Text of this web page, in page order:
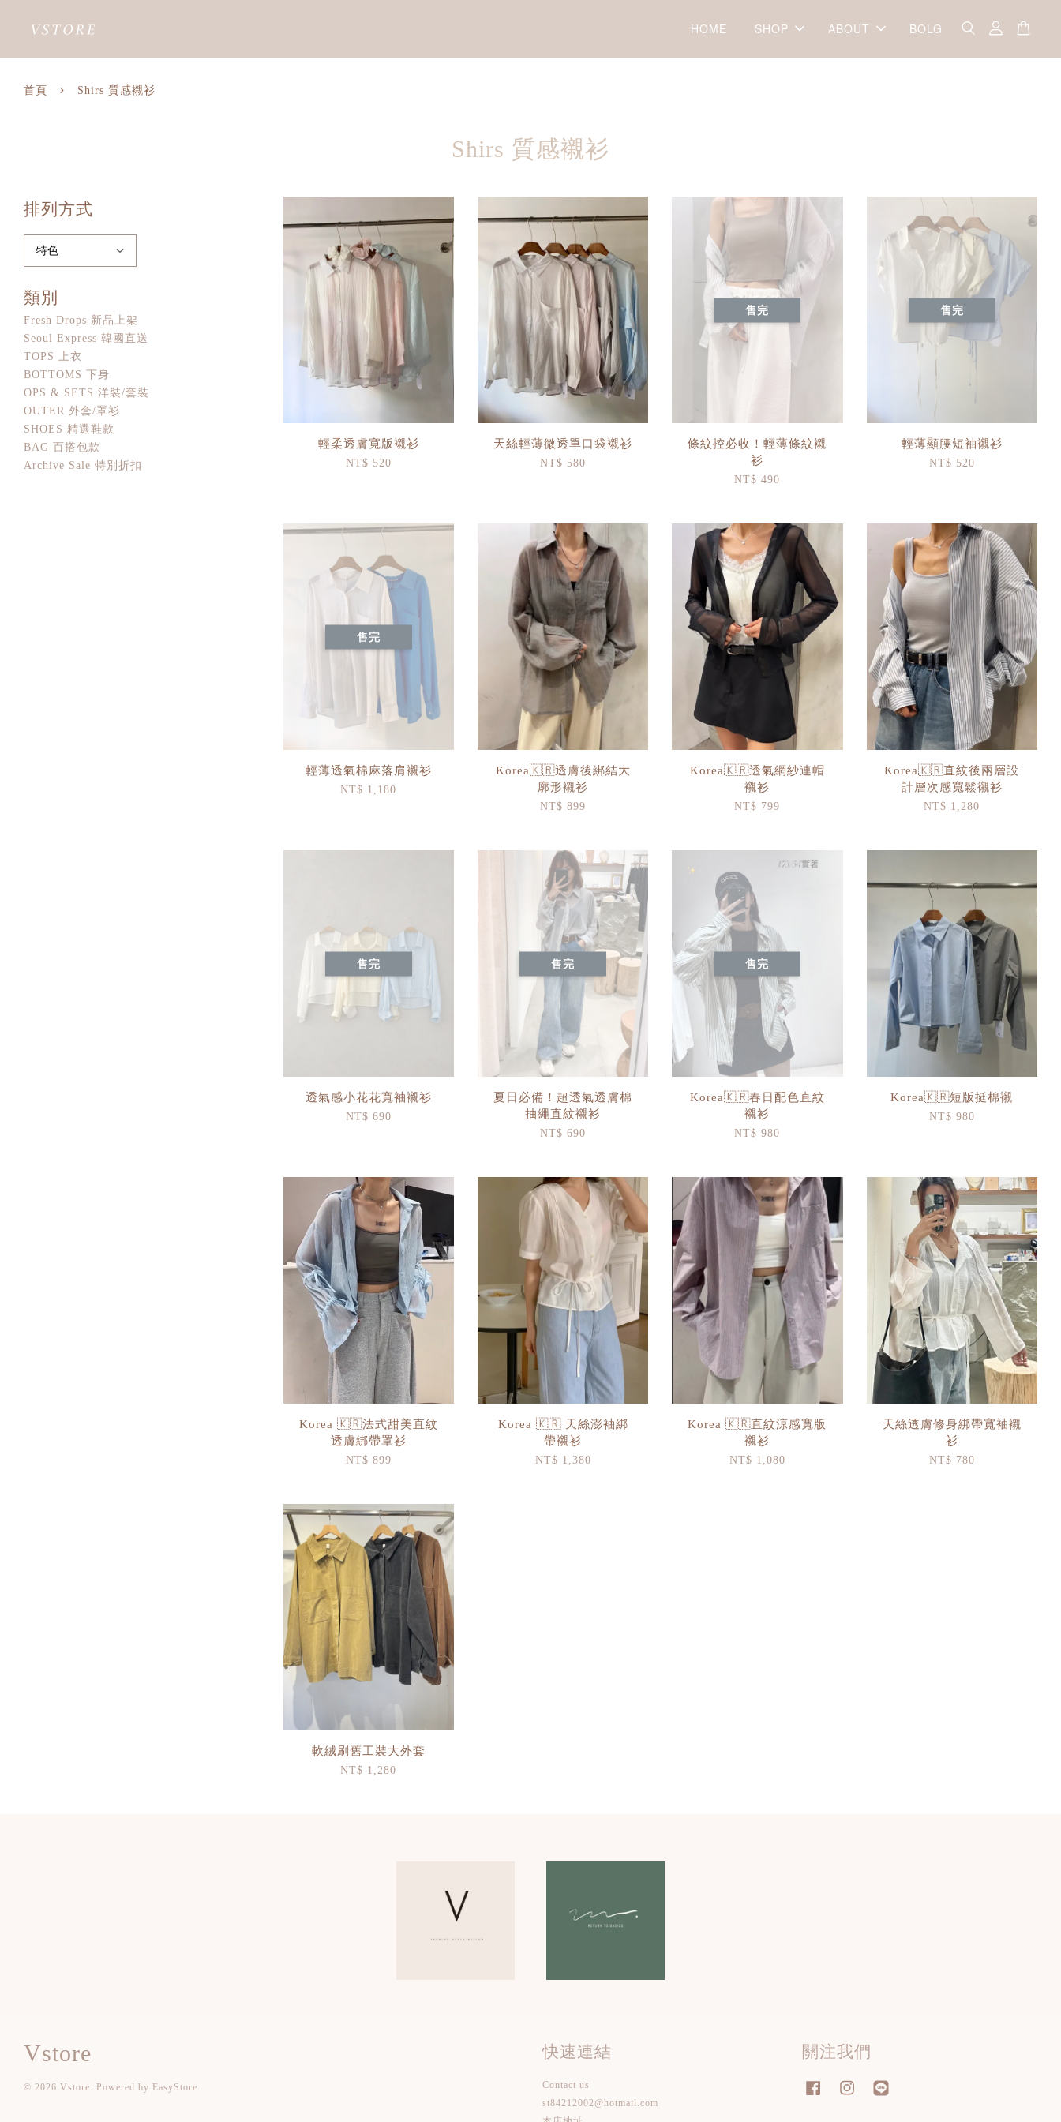
HOME SHOP ABOUT BOLG
首頁 › Shirs 質感襯衫
Shirs 質感襯衫
排列方式
類別
Fresh Drops 新品上架
Seoul Express 韓國直送
TOPS 上衣
BOTTOMS 下身
OPS & SETS 洋裝/套裝
OUTER 外套/罩衫
SHOES 精選鞋款
BAG 百搭包款
Archive Sale 特別折扣
輕柔透膚寬版襯衫
NT$ 520
天絲輕薄微透單口袋襯衫
NT$ 580
售完
條紋控必收！輕薄條紋襯
衫
NT$ 490
售完
輕薄顯腰短袖襯衫
NT$ 520
售完
輕薄透氣棉麻落肩襯衫
NT$ 1,180
Korea🇰🇷透膚後綁結大
廓形襯衫
NT$ 899
Korea🇰🇷透氣網紗連帽
襯衫
NT$ 799
Korea🇰🇷直紋後兩層設
計層次感寬鬆襯衫
NT$ 1,280
售完
透氣感小花花寬袖襯衫
NT$ 690
售完
夏日必備！超透氣透膚棉
抽繩直紋襯衫
NT$ 690
售完
Korea🇰🇷春日配色直紋
襯衫
NT$ 980
Korea🇰🇷短版挺棉襯
NT$ 980
Korea 🇰🇷法式甜美直紋
透膚綁帶罩衫
NT$ 899
Korea 🇰🇷 天絲澎袖綁
帶襯衫
NT$ 1,380
Korea 🇰🇷直紋涼感寬版
襯衫
NT$ 1,080
天絲透膚修身綁帶寬袖襯
衫
NT$ 780
軟絨刷舊工裝大外套
NT$ 1,280
Vstore
© 2026 Vstore. Powered by EasyStore
快速連結
Contact us
st84212002@hotmail.com
關注我們
Facebook Instagram